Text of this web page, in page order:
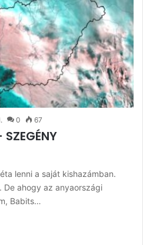
0 67
lenni a saját kishazámban.
De ahogy az anyaországi
Babits…